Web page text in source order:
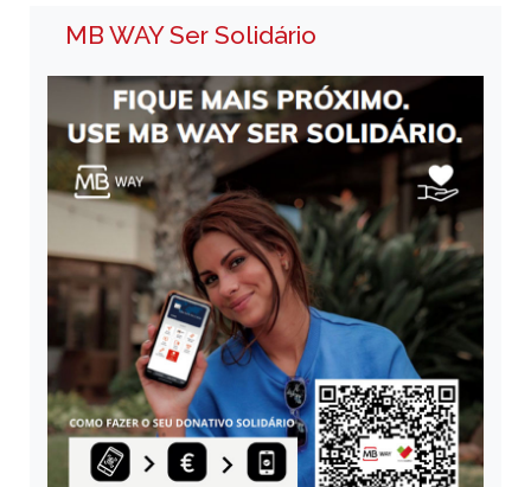
MB WAY Ser Solidário